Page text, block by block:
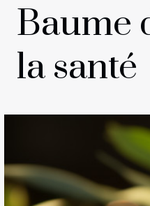
Baume
la santé